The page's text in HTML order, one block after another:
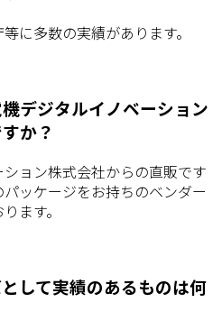
に多数の実績があります。
デジタルイノベーション
か？
ョン株式会社からの直販です
ッケージをお持ちのベンダー
ます。
して実績のあるものは何